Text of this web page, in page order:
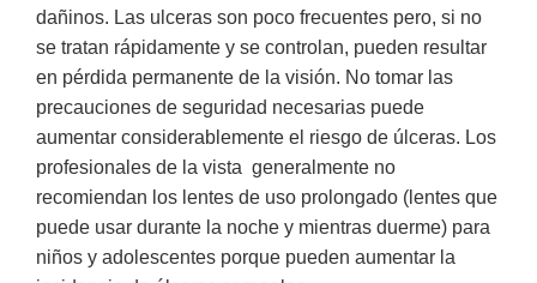
dañinos. Las ulceras son poco frecuentes pero, si no
se tratan rápidamente y se controlan, pueden resultar
en pérdida permanente de la visión. No tomar las
precauciones de seguridad necesarias puede
aumentar considerablemente el riesgo de úlceras. Los
profesionales de la vista generalmente no
recomiendan los lentes de uso prolongado (lentes que
puede usar durante la noche y mientras duerme) para
niños y adolescentes porque pueden aumentar la